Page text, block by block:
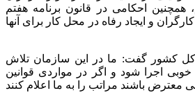
همچنین احکامی در قانون برنامه هفتم
و ایجاد رفاه در محل کار برای آنها
کشور گفت: ما در این سازمان تلاش
خوبی اجرا شود و اگر در مواردی قوانین
معترض باشند مراتب را به ما اعلام کنند